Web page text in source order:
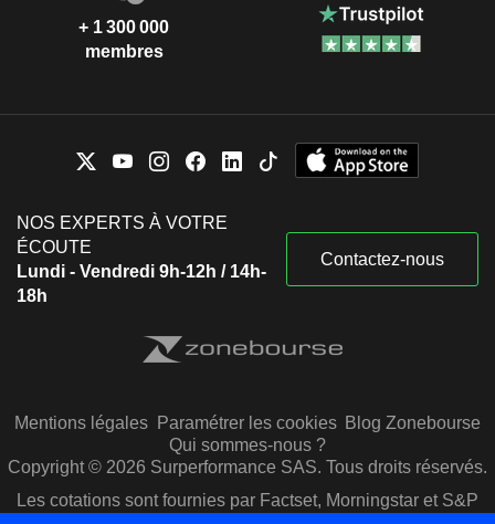
+ 1 300 000
membres
NOS EXPERTS À VOTRE
ÉCOUTE
Lundi - Vendredi 9h-12h / 14h-
18h
Contactez-nous
Mentions légales Paramétrer les cookies Blog Zonebourse
Qui sommes-nous ?
Copyright © 2026 Surperformance SAS. Tous droits réservés.
Les cotations sont fournies par Factset, Morningstar et S&P